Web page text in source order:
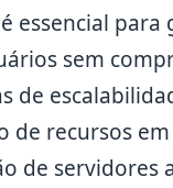
essencial
sem
de
de recursos
de servidores